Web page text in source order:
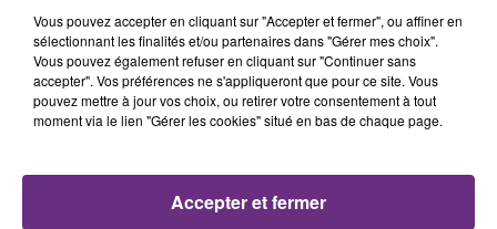
GAGNEZ VOTRE SÉJOUR AU CENTER
PARCS DU LAC D’AILETTE AVEC
CHAMPAGNE FM
LES PODCASTS
Vous pouvez accepter en cliquant sur "Accepter et fermer", ou affiner en
sélectionnant les finalités et/ou partenaires dans "Gérer mes choix".
Vous pouvez également refuser en cliquant sur "Continuer sans
accepter". Vos préférences ne s'appliqueront que pour ce site. Vous
pouvez mettre à jour vos choix, ou retirer votre consentement à tout
moment via le lien "Gérer les cookies" situé en bas de chaque page.
Accepter et fermer